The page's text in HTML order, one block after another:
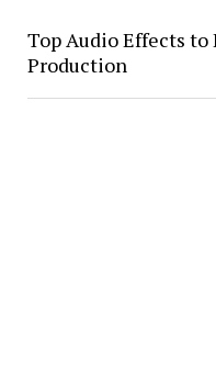
Top Audio Effects to
Production